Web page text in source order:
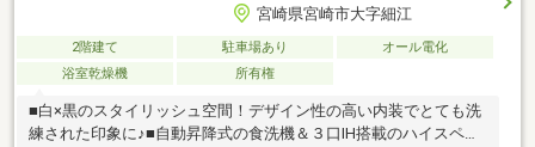
宮崎県宮崎市大字細江
2階建て 駐車場あり
オール電化
浴室乾燥機
所有権
■白×黒のスタイリッシュ空間！デザイン性の高い内装でとても洗
練された印象に♪■自動昇降式の食洗機＆３口IH搭載のハイスペッ